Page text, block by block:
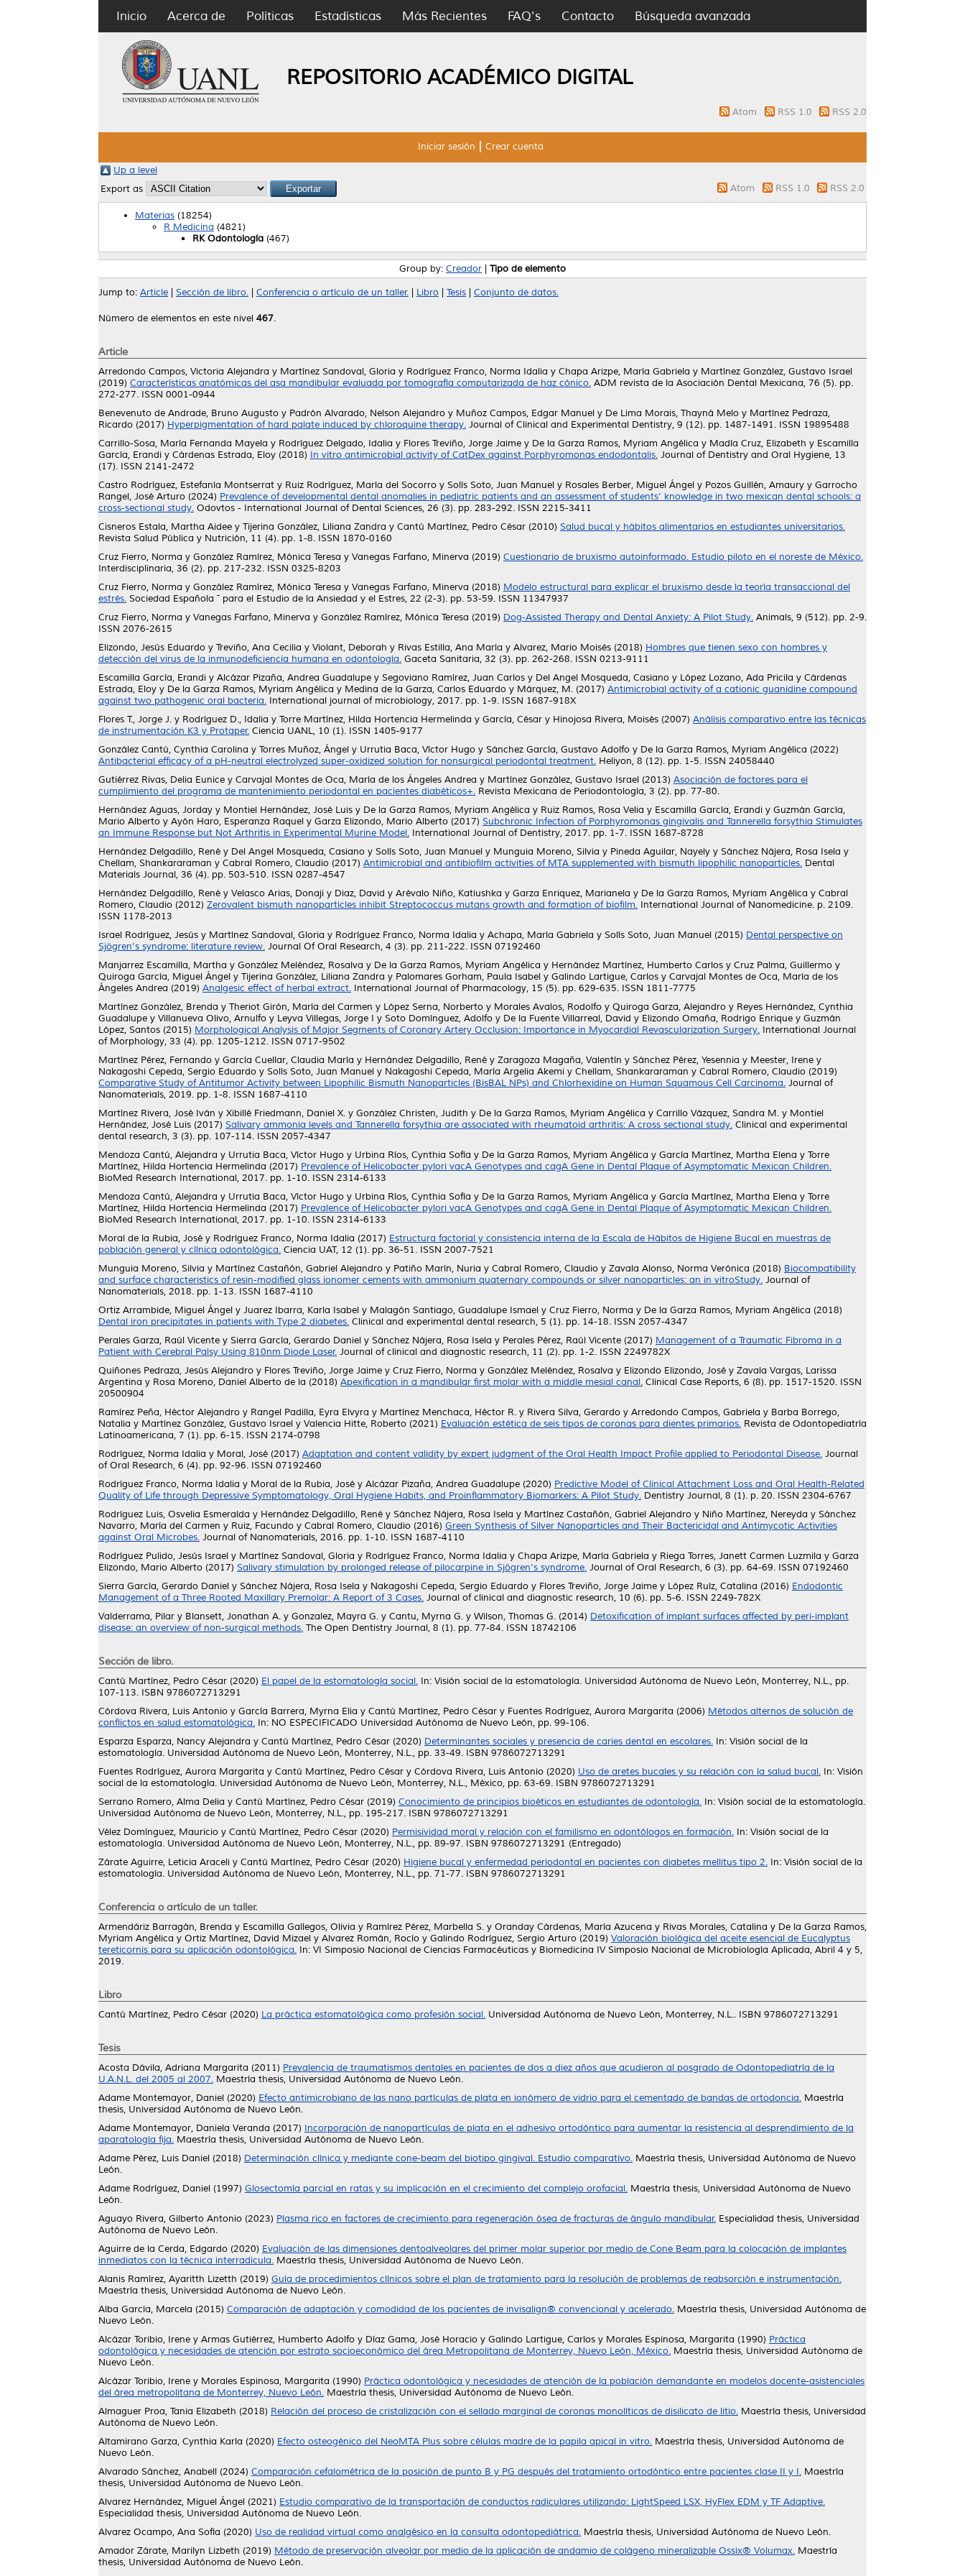
Inicio Acerca de Políticas Estadísticas Más Recientes FAQ's Contacto Búsqueda avanzada
REPOSITORIO ACADÉMICO DIGITAL
Atom RSS 1.0 RSS 2.0
Iniciar sesión Crear cuenta
Up a level
Export as
Atom RSS 1.0 RSS 2.0
Materias (18254)
R Medicina (4821)
RK Odontología (467)
Group by: Creador Tipo de elemento
Jump to: Article Sección de libro. Conferencia o artículo de un taller. Libro Tesis Conjunto de datos.
Número de elementos en este nivel 467.
Article
Arredondo Campos, Victoria Alejandra y Martínez Sandoval, Gloria y Rodríguez Franco, Norma Idalia y Chapa Arizpe, María Gabriela y Martínez González, Gustavo Israel
(2019) Características anatómicas del asa mandibular evaluada por tomografía computarizada de haz cónico. ADM revista de la Asociación Dental Mexicana, 76 (5). pp.
272-277. ISSN 0001-0944
Benevenuto de Andrade, Bruno Augusto y Padrón Alvarado, Nelson Alejandro y Muñoz Campos, Edgar Manuel y De Lima Morais, Thayná Melo y Martínez Pedraza,
Ricardo (2017) Hyperpigmentation of hard palate induced by chloroquine therapy. Journal of Clinical and Experimental Dentistry, 9 (12). pp. 1487-1491. ISSN 19895488
Carrillo-Sosa, María Fernanda Mayela y Rodríguez Delgado, Idalia y Flores Treviño, Jorge Jaime y De la Garza Ramos, Myriam Angélica y Madla Cruz, Elizabeth y Escamilla
García, Erandi y Cárdenas Estrada, Eloy (2018) In vitro antimicrobial activity of CatDex against Porphyromonas endodontalis. Journal of Dentistry and Oral Hygiene, 13
(17). ISSN 2141-2472
Castro Rodríguez, Estefanía Montserrat y Ruiz Rodríguez, María del Socorro y Solís Soto, Juan Manuel y Rosales Berber, Miguel Ángel y Pozos Guillén, Amaury y Garrocho
Rangel, José Arturo (2024) Prevalence of developmental dental anomalies in pediatric patients and an assessment of students’ knowledge in two mexican dental schools: a
cross-sectional study. Odovtos - International Journal of Dental Sciences, 26 (3). pp. 283-292. ISSN 2215-3411
Cisneros Estala, Martha Aidee y Tijerina González, Liliana Zandra y Cantú Martínez, Pedro César (2010) Salud bucal y hábitos alimentarios en estudiantes universitarios.
Revista Salud Pública y Nutrición, 11 (4). pp. 1-8. ISSN 1870-0160
Cruz Fierro, Norma y González Ramírez, Mónica Teresa y Vanegas Farfano, Minerva (2019) Cuestionario de bruxismo autoinformado. Estudio piloto en el noreste de México.
Interdisciplinaria, 36 (2). pp. 217-232. ISSN 0325-8203
Cruz Fierro, Norma y González Ramírez, Mónica Teresa y Vanegas Farfano, Minerva (2018) Modelo estructural para explicar el bruxismo desde la teoría transaccional del
estrés. Sociedad Española ˜ para el Estudio de la Ansiedad y el Estres, 22 (2-3). pp. 53-59. ISSN 11347937
Cruz Fierro, Norma y Vanegas Farfano, Minerva y González Ramírez, Mónica Teresa (2019) Dog-Assisted Therapy and Dental Anxiety: A Pilot Study. Animals, 9 (512). pp. 2-9.
ISSN 2076-2615
Elizondo, Jesús Eduardo y Treviño, Ana Cecilia y Violant, Deborah y Rivas Estilla, Ana María y Alvarez, Mario Moisés (2018) Hombres que tienen sexo con hombres y
detección del virus de la inmunodeficiencia humana en odontología. Gaceta Sanitaria, 32 (3). pp. 262-268. ISSN 0213-9111
Escamilla García, Erandi y Alcázar Pizaña, Andrea Guadalupe y Segoviano Ramírez, Juan Carlos y Del Angel Mosqueda, Casiano y López Lozano, Ada Pricila y Cárdenas
Estrada, Eloy y De la Garza Ramos, Myriam Angélica y Medina de la Garza, Carlos Eduardo y Márquez, M. (2017) Antimicrobial activity of a cationic guanidine compound
against two pathogenic oral bacteria. International journal of microbiology, 2017. pp. 1-9. ISSN 1687-918X
Flores T., Jorge J. y Rodríguez D., Idalia y Torre Martínez, Hilda Hortencia Hermelinda y García, César y Hinojosa Rivera, Moisés (2007) Análisis comparativo entre las técnicas
de instrumentación K3 y Protaper. Ciencia UANL, 10 (1). ISSN 1405-9177
González Cantú, Cynthia Carolina y Torres Muñoz, Ángel y Urrutia Baca, Víctor Hugo y Sánchez García, Gustavo Adolfo y De la Garza Ramos, Myriam Angélica (2022)
Antibacterial efficacy of a pH-neutral electrolyzed super-oxidized solution for nonsurgical periodontal treatment. Heliyon, 8 (12). pp. 1-5. ISSN 24058440
Gutiérrez Rivas, Delia Eunice y Carvajal Montes de Oca, María de los Ángeles Andrea y Martínez González, Gustavo Israel (2013) Asociación de factores para el
cumplimiento del programa de mantenimiento periodontal en pacientes diabéticos+. Revista Mexicana de Periodontología, 3 (2). pp. 77-80.
Hernández Aguas, Jorday y Montiel Hernández, José Luis y De la Garza Ramos, Myriam Angélica y Ruiz Ramos, Rosa Velia y Escamilla García, Erandi y Guzmán García,
Mario Alberto y Ayón Haro, Esperanza Raquel y Garza Elizondo, Mario Alberto (2017) Subchronic Infection of Porphyromonas gingivalis and Tannerella forsythia Stimulates
an Immune Response but Not Arthritis in Experimental Murine Model. International Journal of Dentistry, 2017. pp. 1-7. ISSN 1687-8728
Hernández Delgadillo, René y Del Angel Mosqueda, Casiano y Solís Soto, Juan Manuel y Munguia Moreno, Silvia y Pineda Aguilar, Nayely y Sánchez Nájera, Rosa Isela y
Chellam, Shankararaman y Cabral Romero, Claudio (2017) Antimicrobial and antibiofilm activities of MTA supplemented with bismuth lipophilic nanoparticles. Dental
Materials Journal, 36 (4). pp. 503-510. ISSN 0287-4547
Hernández Delgadillo, René y Velasco Arias, Donaji y Diaz, David y Arévalo Niño, Katiushka y Garza Enriquez, Marianela y De la Garza Ramos, Myriam Angélica y Cabral
Romero, Claudio (2012) Zerovalent bismuth nanoparticles inhibit Streptococcus mutans growth and formation of biofilm. International Journal of Nanomedicine. p. 2109.
ISSN 1178-2013
Israel Rodríguez, Jesús y Martínez Sandoval, Gloria y Rodríguez Franco, Norma Idalia y Achapa, María Gabriela y Solís Soto, Juan Manuel (2015) Dental perspective on
Sjögren’s syndrome: literature review. Journal Of Oral Research, 4 (3). pp. 211-222. ISSN 07192460
Manjarrez Escamilla, Martha y González Meléndez, Rosalva y De la Garza Ramos, Myriam Angélica y Hernández Martínez, Humberto Carlos y Cruz Palma, Guillermo y
Quiroga García, Miguel Ángel y Tijerina González, Liliana Zandra y Palomares Gorham, Paula Isabel y Galindo Lartigue, Carlos y Carvajal Montes de Oca, María de los
Ángeles Andrea (2019) Analgesic effect of herbal extract. International Journal of Pharmacology, 15 (5). pp. 629-635. ISSN 1811-7775
Martínez González, Brenda y Theriot Girón, María del Carmen y López Serna, Norberto y Morales Avalos, Rodolfo y Quiroga Garza, Alejandro y Reyes Hernández, Cynthia
Guadalupe y Villanueva Olivo, Arnulfo y Leyva Villegas, Jorge I y Soto Domínguez, Adolfo y De la Fuente Villarreal, David y Elizondo Omaña, Rodrigo Enrique y Guzmán
López, Santos (2015) Morphological Analysis of Major Segments of Coronary Artery Occlusion: Importance in Myocardial Revascularization Surgery. International Journal
of Morphology, 33 (4). pp. 1205-1212. ISSN 0717-9502
Martínez Pérez, Fernando y García Cuellar, Claudia María y Hernández Delgadillo, René y Zaragoza Magaña, Valentín y Sánchez Pérez, Yesennia y Meester, Irene y
Nakagoshi Cepeda, Sergio Eduardo y Solís Soto, Juan Manuel y Nakagoshi Cepeda, María Argelia Akemi y Chellam, Shankararaman y Cabral Romero, Claudio (2019)
Comparative Study of Antitumor Activity between Lipophilic Bismuth Nanoparticles (BisBAL NPs) and Chlorhexidine on Human Squamous Cell Carcinoma. Journal of
Nanomaterials, 2019. pp. 1-8. ISSN 1687-4110
Martínez Rivera, José Iván y Xibillé Friedmann, Daniel X. y González Christen, Judith y De la Garza Ramos, Myriam Angélica y Carrillo Vázquez, Sandra M. y Montiel
Hernández, José Luis (2017) Salivary ammonia levels and Tannerella forsythia are associated with rheumatoid arthritis: A cross sectional study. Clinical and experimental
dental research, 3 (3). pp. 107-114. ISSN 2057-4347
Mendoza Cantú, Alejandra y Urrutia Baca, Víctor Hugo y Urbina Ríos, Cynthia Sofía y De la Garza Ramos, Myriam Angélica y García Martínez, Martha Elena y Torre
Martínez, Hilda Hortencia Hermelinda (2017) Prevalence of Helicobacter pylori vacA Genotypes and cagA Gene in Dental Plaque of Asymptomatic Mexican Children.
BioMed Research International, 2017. pp. 1-10. ISSN 2314-6133
Mendoza Cantú, Alejandra y Urrutia Baca, Víctor Hugo y Urbina Ríos, Cynthia Sofía y De la Garza Ramos, Myriam Angélica y García Martínez, Martha Elena y Torre
Martínez, Hilda Hortencia Hermelinda (2017) Prevalence of Helicobacter pylori vacA Genotypes and cagA Gene in Dental Plaque of Asymptomatic Mexican Children.
BioMed Research International, 2017. pp. 1-10. ISSN 2314-6133
Moral de la Rubia, José y Rodríguez Franco, Norma Idalia (2017) Estructura factorial y consistencia interna de la Escala de Hábitos de Higiene Bucal en muestras de
población general y clínica odontológica. Ciencia UAT, 12 (1). pp. 36-51. ISSN 2007-7521
Munguia Moreno, Silvia y Martínez Castañón, Gabriel Alejandro y Patiño Marín, Nuria y Cabral Romero, Claudio y Zavala Alonso, Norma Verónica (2018) Biocompatibility
and surface characteristics of resin-modified glass ionomer cements with ammonium quaternary compounds or silver nanoparticles: an in vitroStudy. Journal of
Nanomaterials, 2018. pp. 1-13. ISSN 1687-4110
Ortiz Arrambide, Miguel Ángel y Juarez Ibarra, Karla Isabel y Malagón Santiago, Guadalupe Ismael y Cruz Fierro, Norma y De la Garza Ramos, Myriam Angélica (2018)
Dental iron precipitates in patients with Type 2 diabetes. Clinical and experimental dental research, 5 (1). pp. 14-18. ISSN 2057-4347
Perales Garza, Raúl Vicente y Sierra García, Gerardo Daniel y Sánchez Nájera, Rosa Isela y Perales Pérez, Raúl Vicente (2017) Management of a Traumatic Fibroma in a
Patient with Cerebral Palsy Using 810nm Diode Laser. Journal of clinical and diagnostic research, 11 (2). pp. 1-2. ISSN 2249782X
Quiñones Pedraza, Jesús Alejandro y Flores Treviño, Jorge Jaime y Cruz Fierro, Norma y González Meléndez, Rosalva y Elizondo Elizondo, José y Zavala Vargas, Larissa
Argentina y Rosa Moreno, Daniel Alberto de la (2018) Apexification in a mandibular first molar with a middle mesial canal. Clinical Case Reports, 6 (8). pp. 1517-1520. ISSN
20500904
Ramírez Peña, Héctor Alejandro y Rangel Padilla, Eyra Elvyra y Martínez Menchaca, Héctor R. y Rivera Silva, Gerardo y Arredondo Campos, Gabriela y Barba Borrego,
Natalia y Martínez González, Gustavo Israel y Valencia Hitte, Roberto (2021) Evaluación estética de seis tipos de coronas para dientes primarios. Revista de Odontopediatría
Latinoamericana, 7 (1). pp. 6-15. ISSN 2174-0798
Rodríguez, Norma Idalia y Moral, José (2017) Adaptation and content validity by expert judgment of the Oral Health Impact Profile applied to Periodontal Disease. Journal
of Oral Research, 6 (4). pp. 92-96. ISSN 07192460
Rodríguez Franco, Norma Idalia y Moral de la Rubia, José y Alcázar Pizaña, Andrea Guadalupe (2020) Predictive Model of Clinical Attachment Loss and Oral Health-Related
Quality of Life through Depressive Symptomatology, Oral Hygiene Habits, and Proinflammatory Biomarkers: A Pilot Study. Dentistry Journal, 8 (1). p. 20. ISSN 2304-6767
Rodríguez Luis, Osvelia Esmeralda y Hernández Delgadillo, René y Sánchez Nájera, Rosa Isela y Martínez Castañón, Gabriel Alejandro y Niño Martínez, Nereyda y Sánchez
Navarro, María del Carmen y Ruiz, Facundo y Cabral Romero, Claudio (2016) Green Synthesis of Silver Nanoparticles and Their Bactericidal and Antimycotic Activities
against Oral Microbes. Journal of Nanomaterials, 2016. pp. 1-10. ISSN 1687-4110
Rodríguez Pulido, Jesús Israel y Martínez Sandoval, Gloria y Rodríguez Franco, Norma Idalia y Chapa Arizpe, María Gabriela y Riega Torres, Janett Carmen Luzmila y Garza
Elizondo, Mario Alberto (2017) Salivary stimulation by prolonged release of pilocarpine in Sjögren’s syndrome. Journal of Oral Research, 6 (3). pp. 64-69. ISSN 07192460
Sierra García, Gerardo Daniel y Sánchez Nájera, Rosa Isela y Nakagoshi Cepeda, Sergio Eduardo y Flores Treviño, Jorge Jaime y López Ruíz, Catalina (2016) Endodontic
Management of a Three Rooted Maxillary Premolar: A Report of 3 Cases. Journal of clinical and diagnostic research, 10 (6). pp. 5-6. ISSN 2249-782X
Valderrama, Pilar y Blansett, Jonathan A. y Gonzalez, Mayra G. y Cantu, Myrna G. y Wilson, Thomas G. (2014) Detoxification of implant surfaces affected by peri-implant
disease: an overview of non-surgical methods. The Open Dentistry Journal, 8 (1). pp. 77-84. ISSN 18742106
Sección de libro.
Cantú Martínez, Pedro César (2020) El papel de la estomatología social. In: Visión social de la estomatología. Universidad Autónoma de Nuevo León, Monterrey, N.L., pp.
107-113. ISBN 9786072713291
Córdova Rivera, Luis Antonio y García Barrera, Myrna Elia y Cantú Martínez, Pedro César y Fuentes Rodríguez, Aurora Margarita (2006) Métodos alternos de solución de
conflictos en salud estomatológica. In: NO ESPECIFICADO Universidad Autónoma de Nuevo León, pp. 99-106.
Esparza Esparza, Nancy Alejandra y Cantú Martínez, Pedro César (2020) Determinantes sociales y presencia de caries dental en escolares. In: Visión social de la
estomatología. Universidad Autónoma de Nuevo León, Monterrey, N.L., pp. 33-49. ISBN 9786072713291
Fuentes Rodríguez, Aurora Margarita y Cantú Martínez, Pedro César y Córdova Rivera, Luis Antonio (2020) Uso de aretes bucales y su relación con la salud bucal. In: Visión
social de la estomatología. Universidad Autónoma de Nuevo León, Monterrey, N.L., México, pp. 63-69. ISBN 9786072713291
Serrano Romero, Alma Delia y Cantú Martínez, Pedro César (2019) Conocimiento de principios bioéticos en estudiantes de odontología. In: Visión social de la estomatología.
Universidad Autónoma de Nuevo León, Monterrey, N.L., pp. 195-217. ISBN 9786072713291
Vélez Domínguez, Mauricio y Cantú Martínez, Pedro César (2020) Permisividad moral y relación con el familismo en odontólogos en formación. In: Visión social de la
estomatología. Universidad Autónoma de Nuevo León, Monterrey, N.L., pp. 89-97. ISBN 9786072713291 (Entregado)
Zárate Aguirre, Leticia Araceli y Cantú Martínez, Pedro César (2020) Higiene bucal y enfermedad periodontal en pacientes con diabetes mellitus tipo 2. In: Visión social de la
estomatología. Universidad Autónoma de Nuevo León, Monterrey, N.L., pp. 71-77. ISBN 9786072713291
Conferencia o artículo de un taller.
Armendáriz Barragán, Brenda y Escamilla Gallegos, Olivia y Ramírez Pérez, Marbella S. y Oranday Cárdenas, María Azucena y Rivas Morales, Catalina y De la Garza Ramos,
Myriam Angélica y Ortiz Martínez, David Mizael y Alvarez Román, Rocío y Galindo Rodríguez, Sergio Arturo (2019) Valoración biológica del aceite esencial de Eucalyptus
tereticornis para su aplicación odontológica. In: VI Simposio Nacional de Ciencias Farmacéuticas y Biomedicina IV Simposio Nacional de Microbiología Aplicada, Abril 4 y 5,
2019.
Libro
Cantú Martínez, Pedro César (2020) La práctica estomatológica como profesión social. Universidad Autónoma de Nuevo León, Monterrey, N.L.. ISBN 9786072713291
Tesis
Acosta Dávila, Adriana Margarita (2011) Prevalencia de traumatismos dentales en pacientes de dos a diez años que acudieron al posgrado de Odontopediatría de la
U.A.N.L. del 2005 al 2007. Maestría thesis, Universidad Autónoma de Nuevo León.
Adame Montemayor, Daniel (2020) Efecto antimicrobiano de las nano partículas de plata en ionómero de vidrio para el cementado de bandas de ortodoncia. Maestría
thesis, Universidad Autónoma de Nuevo León.
Adame Montemayor, Daniela Veranda (2017) Incorporación de nanopartículas de plata en el adhesivo ortodóntico para aumentar la resistencia al desprendimiento de la
aparatología fija. Maestría thesis, Universidad Autónoma de Nuevo León.
Adame Pérez, Luis Daniel (2018) Determinación clínica y mediante cone-beam del biotipo gingival. Estudio comparativo. Maestría thesis, Universidad Autónoma de Nuevo
León.
Adame Rodríguez, Daniel (1997) Glosectomía parcial en ratas y su implicación en el crecimiento del complejo orofacial. Maestría thesis, Universidad Autónoma de Nuevo
León.
Aguayo Rivera, Gilberto Antonio (2023) Plasma rico en factores de crecimiento para regeneración ósea de fracturas de ángulo mandibular. Especialidad thesis, Universidad
Autónoma de Nuevo León.
Aguirre de la Cerda, Edgardo (2020) Evaluación de las dimensiones dentoalveolares del primer molar superior por medio de Cone Beam para la colocación de implantes
inmediatos con la técnica interradicula. Maestría thesis, Universidad Autónoma de Nuevo León.
Alanis Ramírez, Ayaritth Lizetth (2019) Guía de procedimientos clínicos sobre el plan de tratamiento para la resolución de problemas de reabsorción e instrumentación.
Maestría thesis, Universidad Autónoma de Nuevo León.
Alba García, Marcela (2015) Comparación de adaptación y comodidad de los pacientes de invisalign® convencional y acelerado. Maestría thesis, Universidad Autónoma de
Nuevo León.
Alcázar Toribio, Irene y Armas Gutiérrez, Humberto Adolfo y Díaz Gama, José Horacio y Galindo Lartigue, Carlos y Morales Espinosa, Margarita (1990) Práctica
odontológica y necesidades de atención por estrato socioeconómico del área Metropolitana de Monterrey, Nuevo León, México. Maestría thesis, Universidad Autónoma de
Nuevo León.
Alcázar Toribio, Irene y Morales Espinosa, Margarita (1990) Práctica odontológica y necesidades de atención de la población demandante en modelos docente-asistenciales
del área metropolitana de Monterrey, Nuevo León. Maestría thesis, Universidad Autónoma de Nuevo León.
Almaguer Proa, Tania Elizabeth (2018) Relación del proceso de cristalización con el sellado marginal de coronas monolíticas de disilicato de litio. Maestría thesis, Universidad
Autónoma de Nuevo León.
Altamirano Garza, Cynthia Karla (2020) Efecto osteogénico del NeoMTA Plus sobre células madre de la papila apical in vitro. Maestría thesis, Universidad Autónoma de
Nuevo León.
Alvarado Sánchez, Anabell (2024) Comparación cefalométrica de la posición de punto B y PG después del tratamiento ortodóntico entre pacientes clase II y I. Maestría
thesis, Universidad Autónoma de Nuevo León.
Alvarez Hernández, Miguel Ángel (2021) Estudio comparativo de la transportación de conductos radiculares utilizando: LightSpeed LSX, HyFlex EDM y TF Adaptive.
Especialidad thesis, Universidad Autónoma de Nuevo León.
Alvarez Ocampo, Ana Sofía (2020) Uso de realidad virtual como analgésico en la consulta odontopediátrica. Maestría thesis, Universidad Autónoma de Nuevo León.
Amador Zárate, Marilyn Lizbeth (2019) Método de preservación alveolar por medio de la aplicación de andamio de colágeno mineralizable Ossix® Volumax. Maestría
thesis, Universidad Autónoma de Nuevo León.